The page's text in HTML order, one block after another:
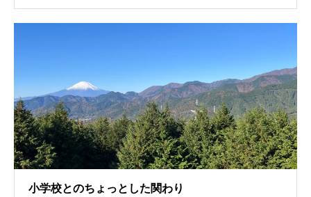
小学校とのちょっとした関わり